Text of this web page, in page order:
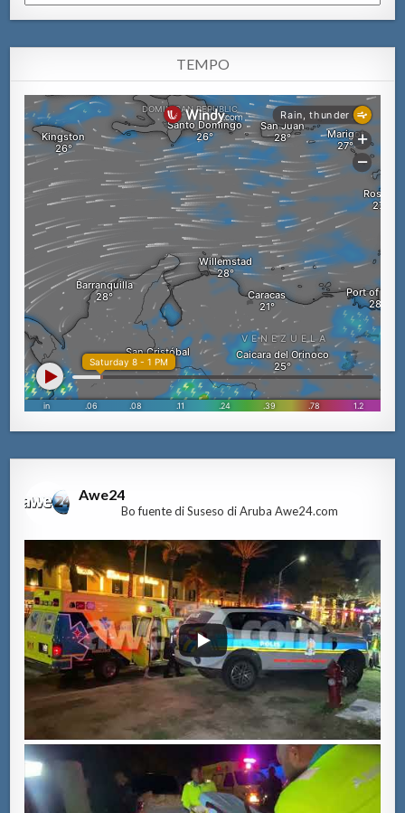
TEMPO
Awe24
Bo fuente di Suseso di Aruba Awe24.com